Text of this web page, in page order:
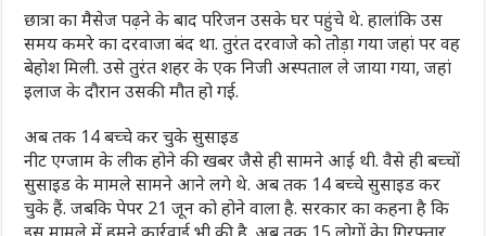
छात्रा का मैसेज पढ़ने के बाद परिजन उसके घर पहुंचे थे. हालांकि उस
समय कमरे का दरवाजा बंद था. तुरंत दरवाजे को तोड़ा गया जहां पर वह
बेहोश मिली. उसे तुरंत शहर के एक निजी अस्पताल ले जाया गया, जहां
इलाज के दौरान उसकी मौत हो गई.
अब तक 14 बच्‍चे कर चुके सुसाइड
नीट एग्‍जाम के लीक होने की खबर जैसे ही सामने आई थी. वैसे ही बच्‍चों
सुसाइड के मामले सामने आने लगे थे. अब तक 14 बच्‍चे सुसाइड कर
चुके हैं. जबकि पेपर 21 जून को होने वाला है. सरकार का कहना है कि